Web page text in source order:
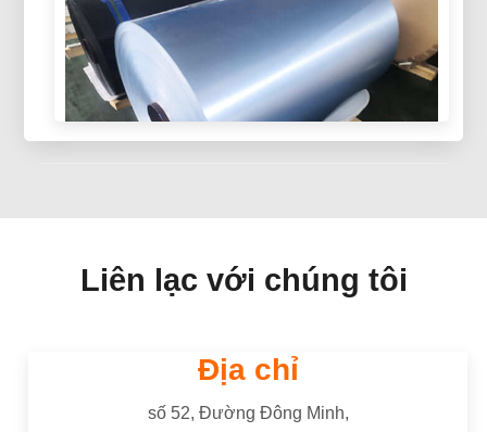
sử dụng rộng rãi trong truyền tải điện và các
ứng dụng công nghiệp.
Mở khóa tính bền vững: Sự thật về
việc tái chế lá nhôm
đóng gói | Mạnh & Đáng tin cậy
Giấy nhôm tráng chất lượng cao cho các ứng
vời, Độ bền, và hiệu suất nhất quán.
Liên lạc với chúng tôi
Địa chỉ
số 52, Đường Đông Minh,